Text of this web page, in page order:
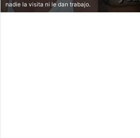
nadie la visita ni le dan trabajo.